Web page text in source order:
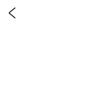
